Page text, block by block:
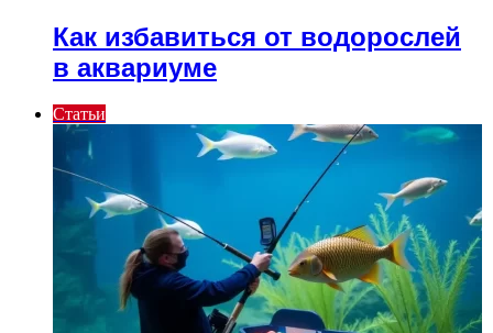
Как избавиться от водорослей
в аквариуме
Статьи